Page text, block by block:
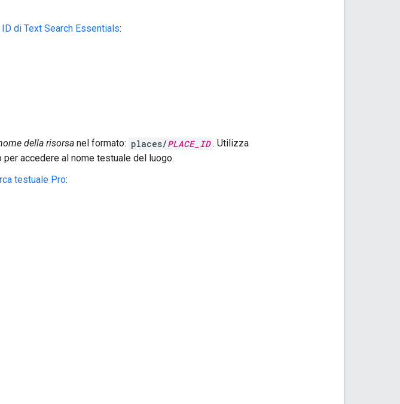
di Text Search Essentials:
della risorsa nel formato: places/PLACE_ID . Utilizza
per accedere al nome testuale del luogo.
testuale Pro: